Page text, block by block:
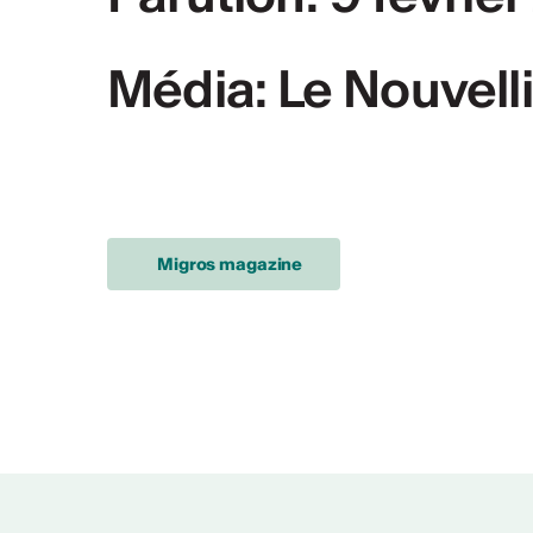
PLUS D'INFOS & CONTACT
Média: Le
Migros magazine